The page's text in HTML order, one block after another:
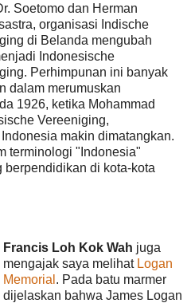
Soetomo dan Herman
organisasi Indische
di Belanda mengubah
Indonesische
Perhimpunan ini banyak
dalam merumuskan
1926, ketika Mohammad
Vereeniging,
makin dimatangkan.
terminologi "Indonesia"
di kota-kota
Francis Loh Kok Wah juga
mengajak saya melihat Logan
Memorial . Pada batu marmer
dijelaskan bahwa James Logan